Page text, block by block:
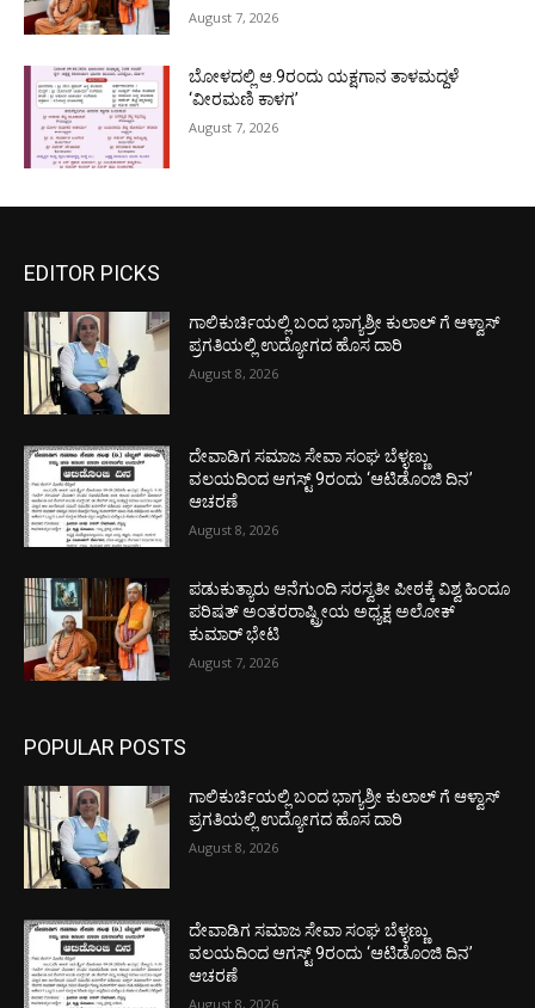
August 7, 2026
ಬೋಳದಲ್ಲಿ ಆ.9ರಂದು ಯಕ್ಷಗಾನ ತಾಳಮದ್ದಳೆ
‘ವೀರಮಣಿ ಕಾಳಗ’
August 7, 2026
EDITOR PICKS
ಗಾಲಿಕುರ್ಚಿಯಲ್ಲಿ ಬಂದ ಭಾಗ್ಯಶ್ರೀ ಕುಲಾಲ್ ಗೆ ಆಳ್ವಾಸ್
ಪ್ರಗತಿಯಲ್ಲಿ ಉದ್ಯೋಗದ ಹೊಸ ದಾರಿ
August 8, 2026
ದೇವಾಡಿಗ ಸಮಾಜ ಸೇವಾ ಸಂಘ ಬೆಳ್ಳಣ್ಣು
ವಲಯದಿಂದ ಆಗಸ್ಟ್ 9ರಂದು ‘ಆಟಿಡೊಂಜಿ ದಿನ’
ಆಚರಣೆ
August 8, 2026
ಪಡುಕುತ್ಯಾರು ಆನೆಗುಂದಿ ಸರಸ್ವತೀ ಪೀಠಕ್ಕೆ ವಿಶ್ವ ಹಿಂದೂ
ಪರಿಷತ್ ಅಂತರರಾಷ್ಟ್ರೀಯ ಅಧ್ಯಕ್ಷ ಅಲೋಕ್
ಕುಮಾರ್ ಭೇಟಿ
August 7, 2026
POPULAR POSTS
ಗಾಲಿಕುರ್ಚಿಯಲ್ಲಿ ಬಂದ ಭಾಗ್ಯಶ್ರೀ ಕುಲಾಲ್ ಗೆ ಆಳ್ವಾಸ್
ಪ್ರಗತಿಯಲ್ಲಿ ಉದ್ಯೋಗದ ಹೊಸ ದಾರಿ
August 8, 2026
ದೇವಾಡಿಗ ಸಮಾಜ ಸೇವಾ ಸಂಘ ಬೆಳ್ಳಣ್ಣು
ವಲಯದಿಂದ ಆಗಸ್ಟ್ 9ರಂದು ‘ಆಟಿಡೊಂಜಿ ದಿನ’
ಆಚರಣೆ
August 8, 2026